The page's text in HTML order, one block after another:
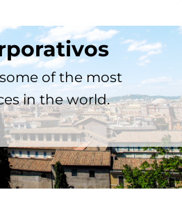
of the most
in the world.